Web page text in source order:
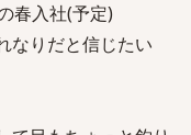
入社(予定)
なりだと信じたい